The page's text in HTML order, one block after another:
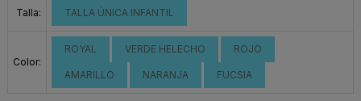
Talla: TALLA ÚNICA INFANTIL
Color:
ROYAL VERDE HELECHO ROJO
AMARILLO NARANJA FUCSIA